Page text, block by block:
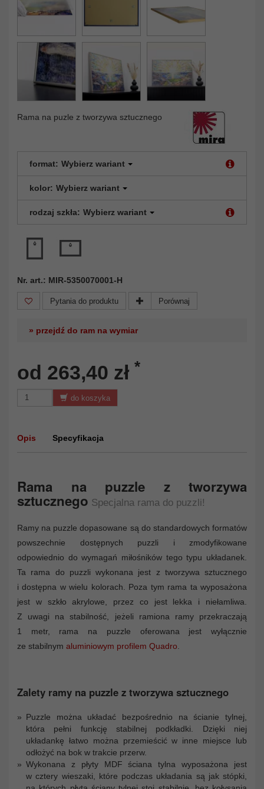
Rama na puzle z tworzywa sztucznego
format: Wybierz wariant
kolor: Wybierz wariant
rodzaj szkła: Wybierz wariant
Nr. art.: MIR-5350070001-H
Pytania do produktu Porównaj
» przejdź do ram na wymiar
od 263,40 zł *
do koszyka
Opis Specyfikacja
Rama na puzzle z tworzywa
sztucznego Specjalna rama do puzzli!
Ramy na puzzle dopasowane są do standardowych formatów
powszechnie dostępnych puzzli i zmodyfikowane
odpowiednio do wymagań miłośników tego typu układanek.
Ta rama do puzzli wykonana jest z tworzywa sztucznego
i dostępna w wielu kolorach. Poza tym rama ta wyposażona
jest w szkło akrylowe, przez co jest lekka i niełamliwa.
Z uwagi na stabilność, jeżeli ramiona ramy przekraczają
1 metr, rama na puzzle oferowana jest wyłącznie
ze stabilnym aluminiowym profilem Quadro
Zalety ramy na puzzle z tworzywa sztucznego
Puzzle można układać bezpośrednio na ścianie tylnej,
która pełni funkcję stabilnej podkładki. Dzięki niej
układankę łatwo można przemieścić w inne miejsce lub
odłożyć na bok w trakcie przerw.
Wykonana z płyty MDF ściana tylna wyposażona jest
w cztery wieszaki, które podczas układania są jak stópki,